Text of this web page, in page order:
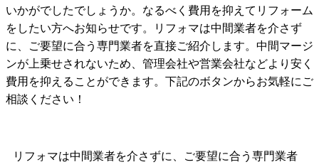
いかがでしたでしょうか。なるべく費用を抑えてリフォーム
をしたい方へお知らせです。リフォマは中間業者を介さず
に、ご要望に合う専門業者を直接ご紹介します。中間マージ
ンが上乗せされないため、管理会社や営業会社などより安く
費用を抑えることができます。下記のボタンからお気軽にご
相談ください！
リフォマは中間業者を介さずに、ご要望に合う専門業者